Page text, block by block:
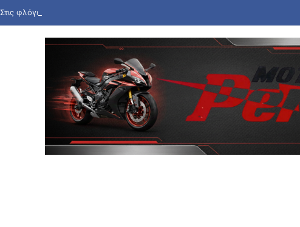
Στις φλόγες εγκαταλελειμμένο κτήριο στο Μοσχάτο: Καταστράφηκε ολοσχερώς